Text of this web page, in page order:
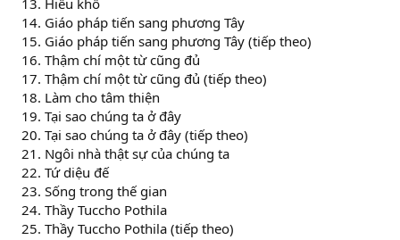
Hiểu khổ
Giáo pháp tiến sang phương Tây
Giáo pháp tiến sang phương Tây (tiếp theo)
Thậm chí một từ cũng đủ
Thậm chí một từ cũng đủ (tiếp theo)
Làm cho tâm thiện
Tại sao chúng ta ở đây
Tại sao chúng ta ở đây (tiếp theo)
Ngôi nhà thật sự của chúng ta
Tứ diệu đế
Sống trong thế gian
Thầy Tuccho Pothila
Thầy Tuccho Pothila (tiếp theo)